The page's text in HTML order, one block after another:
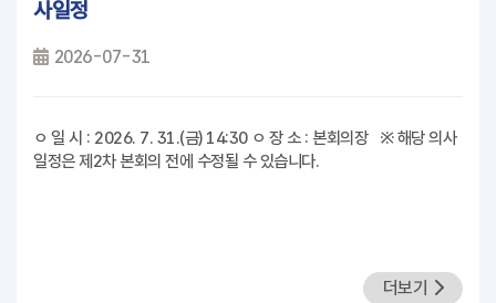
사일정
2026-07-31
ㅇ 일 시 : 2026. 7. 31.(금) 14:30 ㅇ 장 소 : 본회의장 ※ 해당 의사
일정은 제2차 본회의 전에 수정될 수 있습니다.
더보기